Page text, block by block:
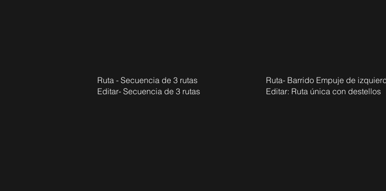
Ruta - Secuencia de 3 rutas
Editar- Secuencia de 3 rutas
Ruta- Barrido Empuje de
Editar: Ruta única con destellos